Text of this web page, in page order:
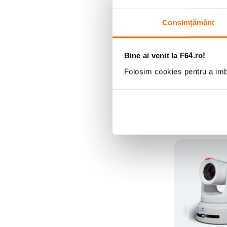
Consimțământ
Bine ai venit la F64.ro!
Folosim cookies pentru a
Telycam
Camera PTZ
5 . 89900